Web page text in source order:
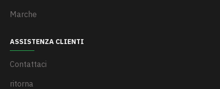
Marche
ASSISTENZA CLIENTI
Contattaci
ritorna